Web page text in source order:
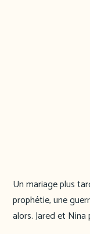
Un mariage plus
prophétie, une
alors. Jared et